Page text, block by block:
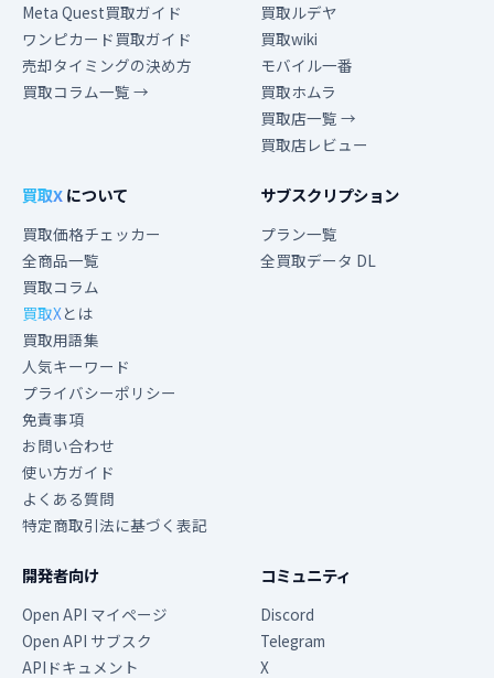
Meta Quest買取ガイド
ワンピカード買取ガイド
売却タイミングの決め方
買取コラム一覧 →
買取ルデヤ
買取wiki
モバイル一番
買取ホムラ
買取店一覧 →
買取店レビュー
買取Xについて
買取価格チェッカー
全商品一覧
買取コラム
買取Xとは
買取用語集
人気キーワード
プライバシーポリシー
免責事項
お問い合わせ
使い方ガイド
よくある質問
特定商取引法に基づく表記
サブスクリプション
プラン一覧
全買取データ DL
開発者向け
Open API マイページ
Open API サブスク
APIドキュメント
コミュニティ
Discord
Telegram
X